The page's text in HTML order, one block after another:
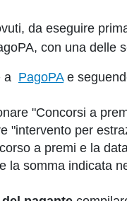
da eseguire
con una delle
a PagoPAe
"Concorsi a
"intervento per
a premi e la
la somma indicata